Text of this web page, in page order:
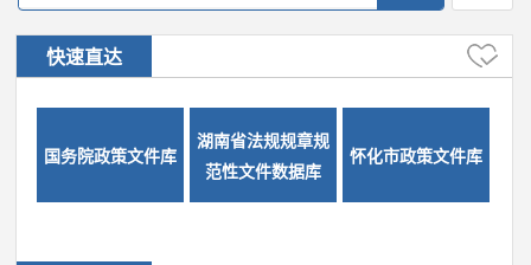
快速直达
国务院政策文件库
湖南省法规规章规
范性文件数据库
怀化市政策文件库